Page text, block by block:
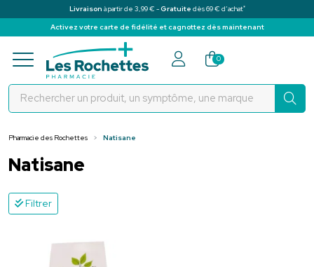
Livraison à partir de 3,99 € -Gratuite dès 69 € d’achat*
Activez votre carte de fidélité et cagnottez dès maintenant
Pharmacie des Rochettes Votre
0
Pharmacie des Rochettes Natisane
Natisane
Filtrer